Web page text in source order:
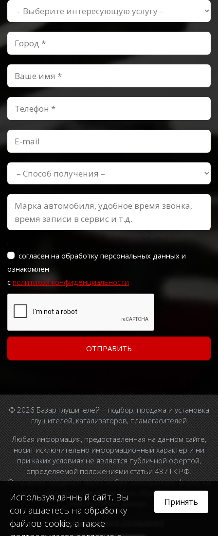
согласен на обработку персональных данных и
ознакомлен
с политикой конфиденциальности
Используя данный сайт, Вы
соглашаетесь на обработку
файлов cookie, а также
Принять
© 2026 Базар глушителей – подбор, продажа и установка
глушителей, катализаторов, пламегасителей
Любая информация, предоставленная на данном сайте,
носит исключительно информационный характер и ни
при каких условиях не является публичной офертой,
определяемой положениями статьи 437 ГК РФ.
Отправляя сведения через любую электронную форму на
этом сайте, вы даете согласие на обработку ваших
персональных данных.
Пользовательское соглашение